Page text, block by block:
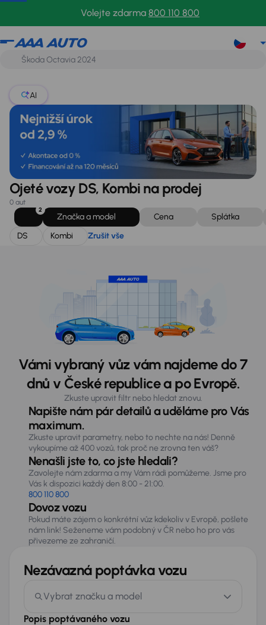
Volejte zdarma 800 110 800
DS
AI
Ojeté vozy DS, Kombi na prodej
0 aut
2
Značka a model Cena
Splátka
DS
Kombi Zrušit vše
Vámi vybraný vůz vám najdeme do 7
dnů v České republice a po Evropě.
Zkuste upravit filtr nebo hledat znovu.
Napište nám pár detailů a uděláme pro Vás
maximum.
Zkuste upravit parametry, nebo to nechte na nás! Denně
vykoupíme až 400 vozů, tak proč ne zrovna ten váš?
Nenašli jste to, co jste hledali?
Zavolejte nám zdarma a my Vám rádi pomůžeme. Jsme pro
Vás k dispozici každý den 8:00 - 21:00.
800 110 800
Dovoz vozu
Pokud máte zájem o konkrétní vůz kdekoliv v Evropě, pošlete
nám link! Seženeme vám podobný v ČR nebo ho pro vás
přivezeme ze zahraničí.
Nezávazná poptávka vozu
Vybrat značku a model
Popis poptávaného vozu